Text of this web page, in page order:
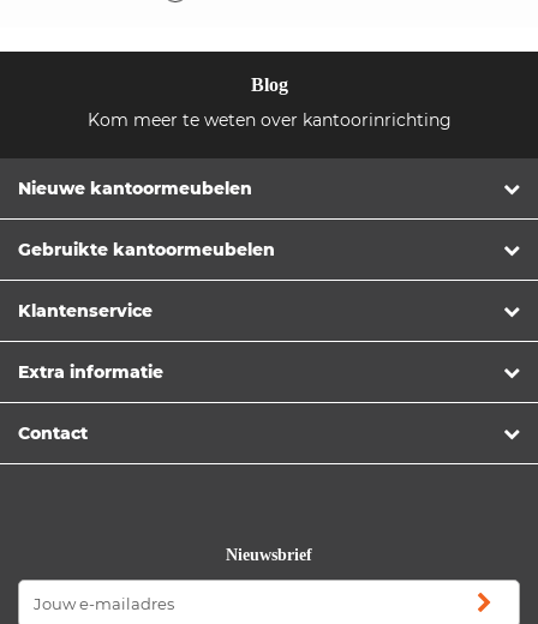
Blog
Kom meer te weten over kantoorinrichting
Nieuwe kantoormeubelen
Gebruikte kantoormeubelen
Klantenservice
Extra informatie
Contact
Nieuwsbrief